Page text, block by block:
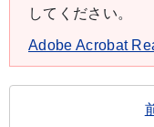
してください。
Adobe Acrobat